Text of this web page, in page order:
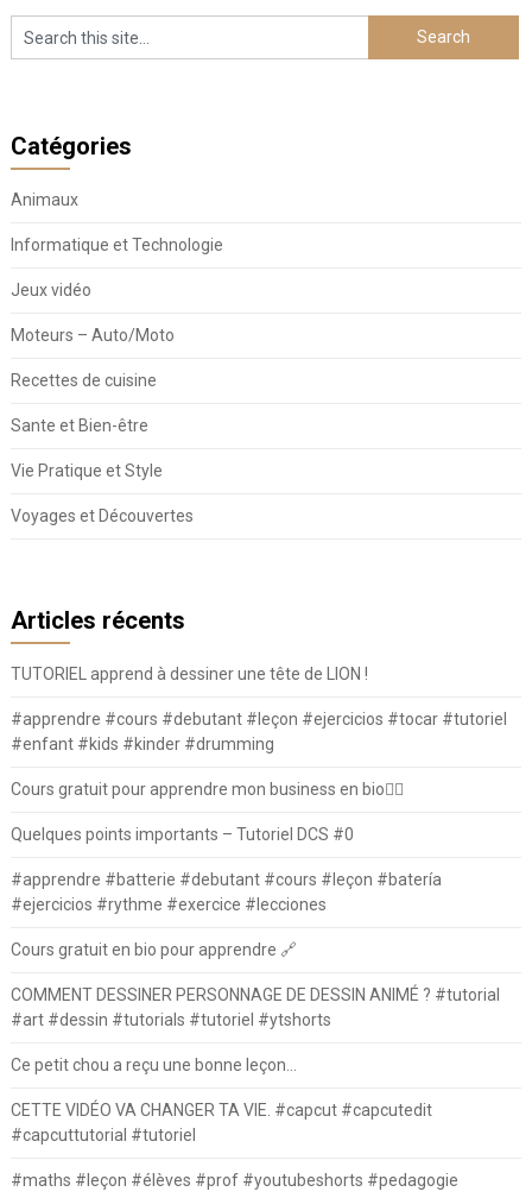
Catégories
Animaux
Informatique et Technologie
Jeux vidéo
Moteurs – Auto/Moto
Recettes de cuisine
Sante et Bien-être
Vie Pratique et Style
Voyages et Découvertes
Articles récents
TUTORIEL apprend à dessiner une tête de LION !
#apprendre #cours #debutant #leçon #ejercicios #tocar #tutoriel
#enfant #kids #kinder #drumming
Cours gratuit pour apprendre mon business en bio⛓️‍💥
Quelques points importants – Tutoriel DCS #0
#apprendre #batterie #debutant #cours #leçon #batería
#ejercicios #rythme #exercice #lecciones
Cours gratuit en bio pour apprendre 🔗
COMMENT DESSINER PERSONNAGE DE DESSIN ANIMÉ ? #tutorial
#art #dessin #tutorials #tutoriel #ytshorts
Ce petit chou a reçu une bonne leçon…
CETTE VIDÉO VA CHANGER TA VIE. #capcut #capcutedit
#capcuttutorial #tutoriel
#maths #leçon #élèves #prof #youtubeshorts #pedagogie